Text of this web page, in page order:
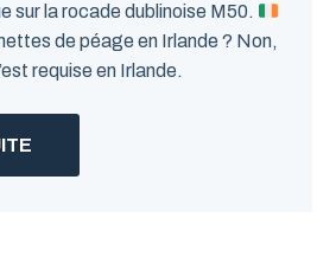
sur la rocade dublinoise M50.
de péage en Irlande ? Non,
requise en Irlande.